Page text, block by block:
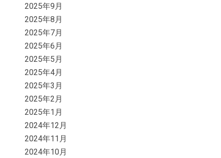
2025年9月
2025年8月
2025年7月
2025年6月
2025年5月
2025年4月
2025年3月
2025年2月
2025年1月
2024年12月
2024年11月
2024年10月